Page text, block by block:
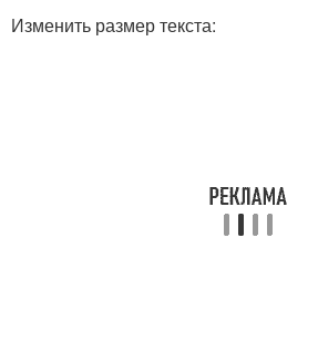
Изменить размер текста: